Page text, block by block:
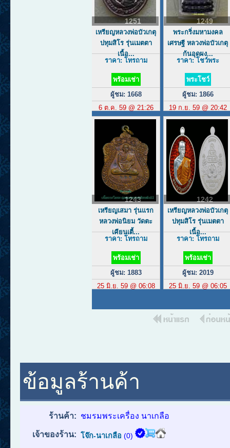
1251
เหรียญหลวงพ่อบัวเกตุ
ปทุมสิโร รุ่นเมตตา
เนื้อ...
ราคา: โทรถาม
พร้อมเช่า
ผู้ชม: 1668
6 ต.ค. 59 @ 21:26
1249
พระกริ่งมหามงคล
เศรษฐี หลวงพ่อบัวเกตุ
ก้นอุดผง...
ราคา: โชว์พระ
พระโชว์
ผู้ชม: 1866
19 ก.ย. 59 @ 20:42
1243
เหรียญเสมา รุ่นแรก
หลวงพ่อนิยม วัดตะ
เคียนเตี้...
ราคา: โทรถาม
พร้อมเช่า
ผู้ชม: 1883
25 มิ.ย. 59 @ 06:08
1242
เหรียญหลวงพ่อบัวเกตุ
ปทุมสิโร รุ่นเมตตา
เนื้อ...
ราคา: โทรถาม
พร้อมเช่า
ผู้ชม: 2019
25 มิ.ย. 59 @ 06:05
ข้อมูลร้านค้า
ร้านค้า: ชมรมพระเครื่อง นาเกลือ
เจ้าของร้าน: โจ๊ก-นาเกลือ (0)